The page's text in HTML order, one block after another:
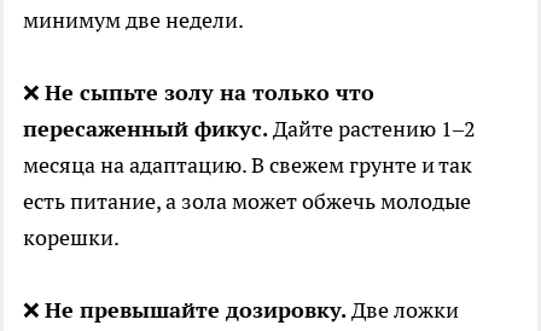
минимум две недели.
❌ Не сыпьте золу на только что
пересаженный фикус.Дайте растению 1–2
месяца на адаптацию. В свежем грунте и так
есть питание, а зола может обжечь молодые
корешки.
❌ Не превышайте дозировку.Две ложки